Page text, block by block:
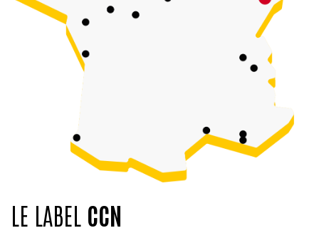
Profondeur face/lointain : 15 m
Ouverture mur à mur : 18,80 m
Hauteur sous passerelles : 8,20 m
Capacité : 200 spectateurs installés sur gradin
rétractable automatique
LE LABEL CCN